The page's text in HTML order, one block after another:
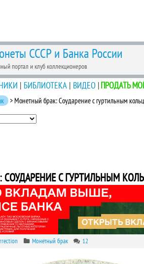
СССР и Банка России
портал и клуб коллекционеров
| БИБЛИОТЕКА | ВИДЕО |ПРОДАТЬ
> Монетный брак: Соударение с гуртильным
С ГУРТИЛЬНЫМ
Монетный брак 12